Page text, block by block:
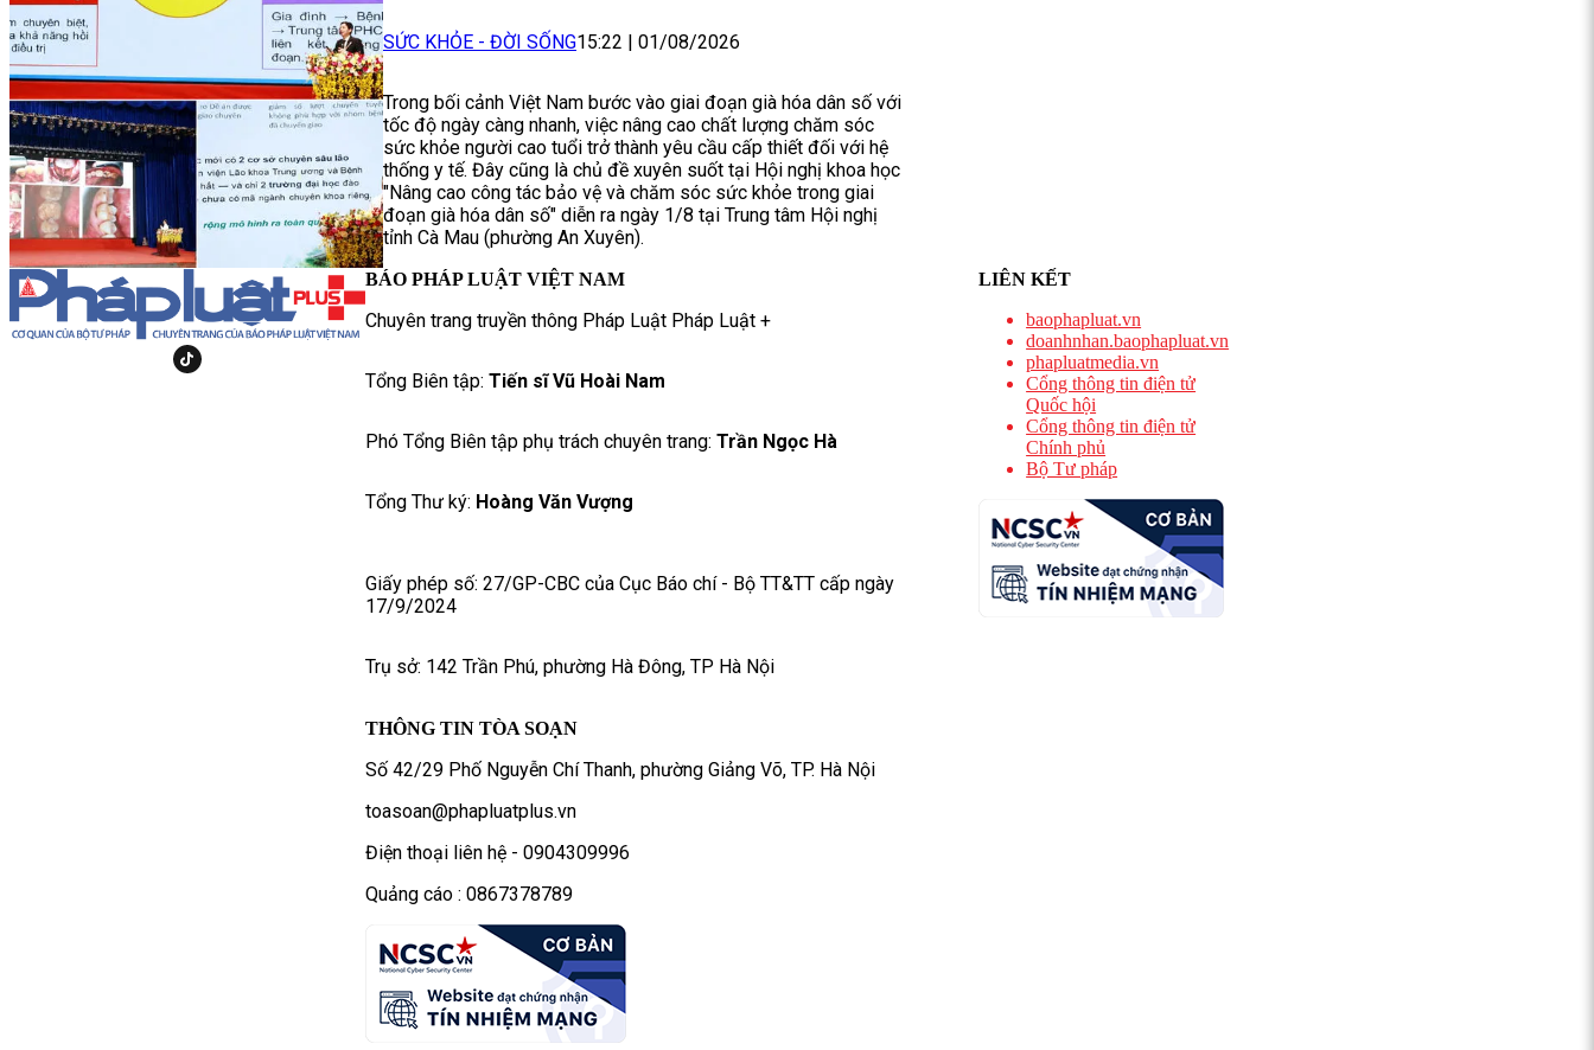
SỨC KHỎE - ĐỜI SỐNG15:22 01/08/2026
Trong bối cảnh Việt Nam bước vào giai đoạn già hóa dân số với
tốc độ ngày càng nhanh, việc nâng cao chất lượng chăm sóc
sức khỏe người cao tuổi trở thành yêu cầu cấp thiết đối với hệ
thống y tế. Đây cũng là chủ đề xuyên suốt tại Hội nghị khoa học
"Nâng cao công tác bảo vệ và chăm sóc sức khỏe trong giai
đoạn già hóa dân số" diễn ra ngày 1/8 tại Trung tâm Hội nghị
tỉnh Cà Mau (phường An Xuyên).
BÁO PHÁP LUẬT VIỆT NAM
Chuyên trang truyền thông Pháp Luật Pháp Luật +
Tổng Biên tập: Tiến sĩ Vũ Hoài Nam
Phó Tổng Biên tập phụ trách chuyên trang: Trần Ngọc Hà
Tổng Thư ký: Hoàng Văn Vượng
Giấy phép số: 27/GP-CBC của Cục Báo chí - Bộ TT&TT cấp ngày
17/9/2024
Trụ sở: 142 Trần Phú, phường Hà Đông, TP Hà Nội
THÔNG TIN TÒA SOẠN
Số 42/29 Phố Nguyễn Chí Thanh, phường Giảng Võ, TP. Hà Nội
toasoan@phapluatplus.vn
Điện thoại liên hệ - 0904309996
Quảng cáo : 0867378789
LIÊN KẾT
baophapluat.vn
doanhnhan.baophapluat.vn
phapluatmedia.vn
Cổng thông tin điện tử
Quốc hội
Cổng thông tin điện tử
Chính phủ
Bộ Tư pháp